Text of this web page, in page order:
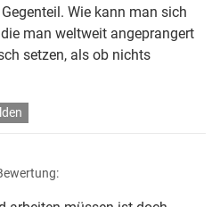
Wie kann man sich
man weltweit angeprangert
setzen, als ob nichts